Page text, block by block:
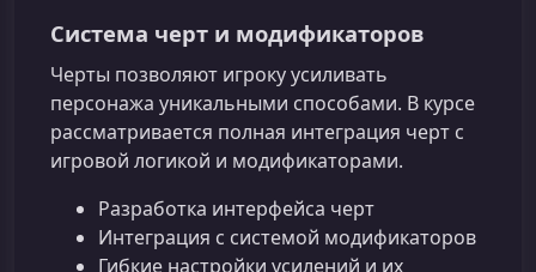
Система черт и модификаторов
Черты позволяют игроку усиливать
персонажа уникальными способами. В курсе
рассматривается полная интеграция черт с
игровой логикой и модификаторами.
Разработка интерфейса черт
Интеграция с системой модификаторов
Гибкие настройки усилений и их